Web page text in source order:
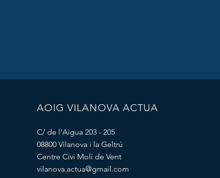
AOIG VILANOVA ACTUA
C/ de l'Aigua 203 - 205
08800 Vilanova i la Geltrú
Centre Cívi Molí de Vent
vilanova.actua@gmail.com